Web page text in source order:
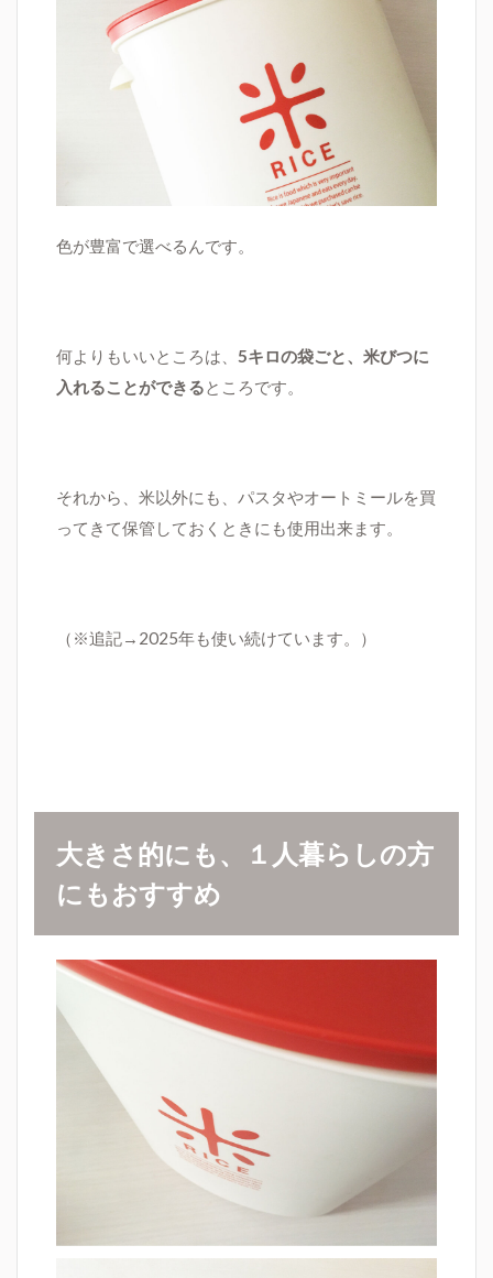
色が豊富で選べるんです。
何よりもいいところは、 5キロの袋ごと、米びつに
入れることができるところです。
それから、米以外にも、パスタやオートミールを買
ってきて保管しておくときにも使用出来ます。
（※追記→2025年も使い続けています。）
大きさ的にも、１人暮らしの方
にもおすすめ